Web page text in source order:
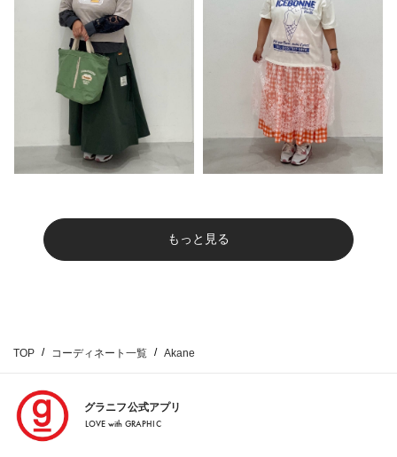
もっと見る
TOP コーディネート一覧 Akane
グラニフ公式アプリ
LOVE with GRAPHIC